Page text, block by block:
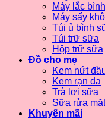
Máy lắc
Máy sấy
Túi ủ bình
Túi trữ sữa
Hộp trữ sữa
Đồ cho mẹ
Kem nứt
Kem rạn da
Trà lợi sữa
Sữa rửa mặt
Khuyến mãi